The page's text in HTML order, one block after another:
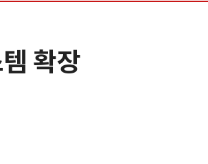
확장